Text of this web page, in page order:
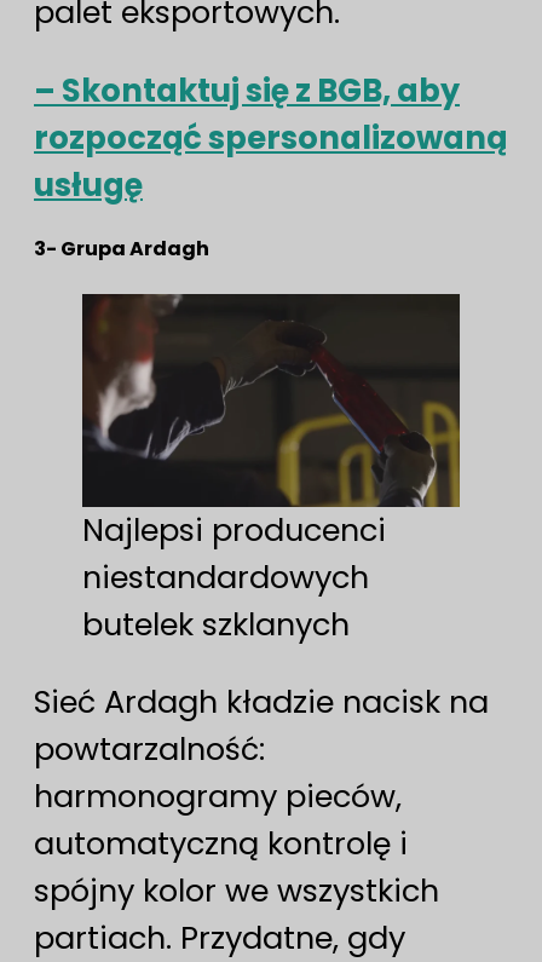
palet eksportowych.
– Skontaktuj się z BGB, aby
rozpocząć spersonalizowaną
usługę
3- Grupa Ardagh
Najlepsi producenci
niestandardowych
butelek szklanych
Sieć Ardagh kładzie nacisk na
powtarzalność:
harmonogramy pieców,
automatyczną kontrolę i
spójny kolor we wszystkich
partiach. Przydatne, gdy